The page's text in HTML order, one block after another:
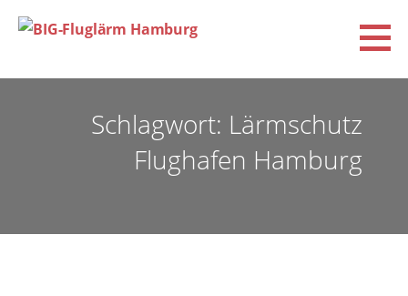
Zum
Inhalt
BIG-Fluglärm Hamburg
Schlagwort: Lärmschutz
Flughafen Hamburg